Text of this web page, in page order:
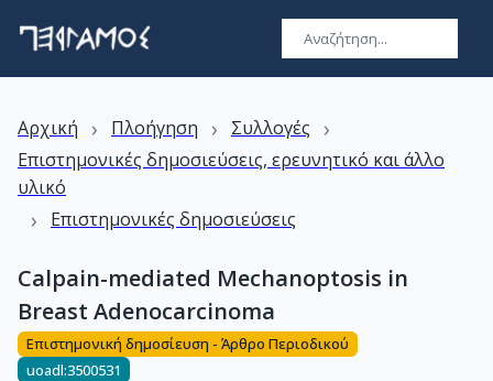
Αρχική › Πλοήγηση › Συλλογές ›
Επιστημονικές δημοσιεύσεις, ερευνητικό και άλλο
υλικό
› Επιστημονικές δημοσιεύσεις
Calpain-mediated Mechanoptosis in
Breast Adenocarcinoma
Επιστημονική δημοσίευση - Άρθρο Περιοδικού
uoadl:3500531